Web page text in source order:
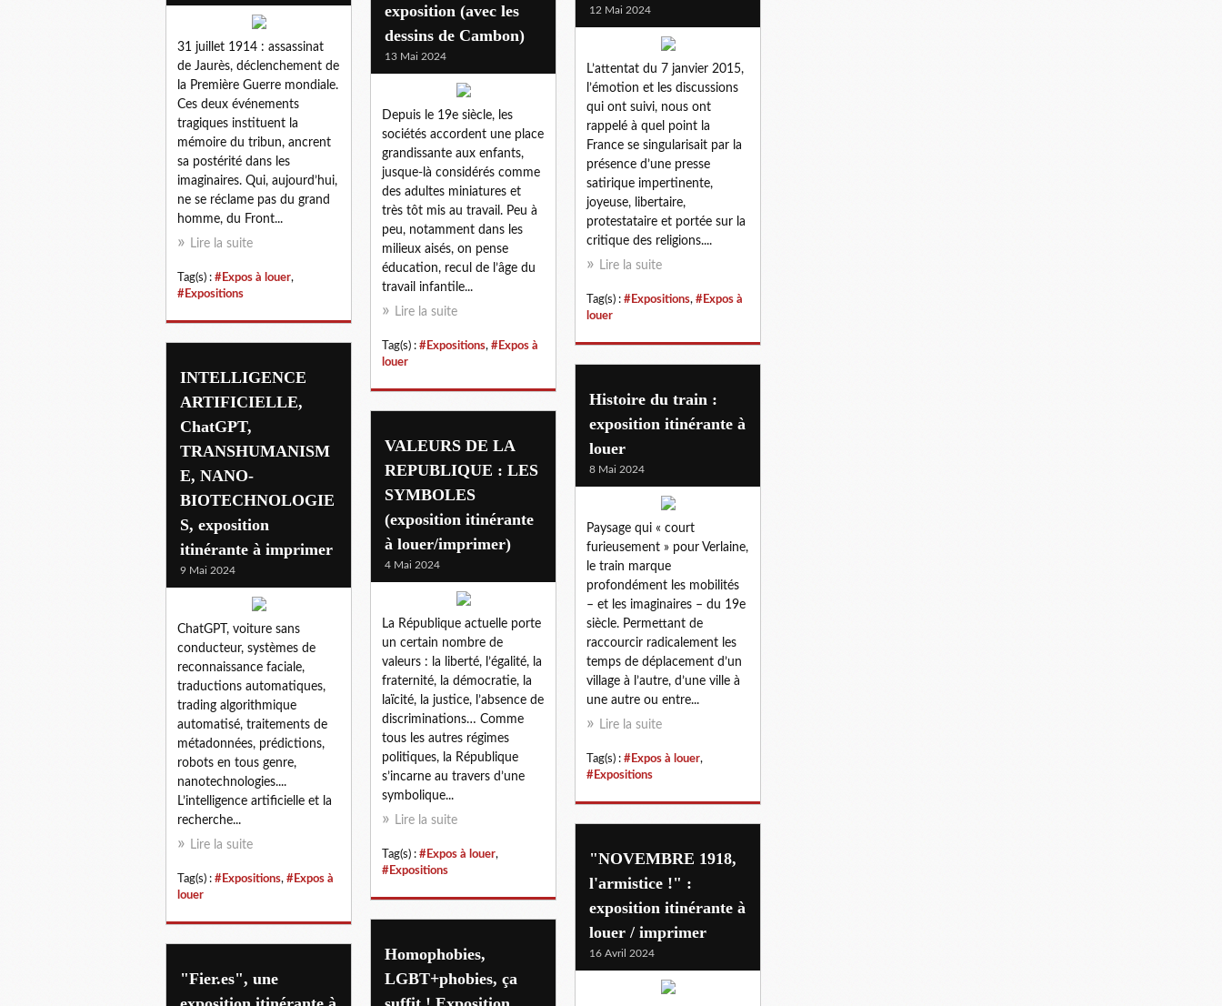
31 juillet 1914 : assassinat
de Jaurès, déclenchement de
la Première Guerre mondiale.
Ces deux événements
tragiques instituent la
mémoire du tribun, ancrent
sa postérité dans les
imaginaires. Qui, aujourd’hui,
ne se réclame pas du grand
homme, du Front...
Lire la suite
Tag(s) : #Expos à louer,
#Expositions
exposition (avec les
dessins de Cambon)
13 Mai 2024
Depuis le 19e siècle, les
sociétés accordent une place
grandissante aux enfants,
jusque-là considérés comme
des adultes miniatures et
très tôt mis au travail. Peu à
peu, notamment dans les
milieux aisés, on pense
éducation, recul de l’âge du
travail infantile...
Lire la suite
Tag(s) : #Expositions, #Expos à
louer
12 Mai 2024
L’attentat du 7 janvier 2015,
l’émotion et les discussions
qui ont suivi, nous ont
rappelé à quel point la
France se singularisait par la
présence d’une presse
satirique impertinente,
joyeuse, libertaire,
protestataire et portée sur la
critique des religions....
Lire la suite
Tag(s) : #Expositions, #Expos à
louer
INTELLIGENCE
ARTIFICIELLE,
ChatGPT,
TRANSHUMANISM
E, NANO-
BIOTECHNOLOGIE
S, exposition
itinérante à imprimer
9 Mai 2024
ChatGPT, voiture sans
conducteur, systèmes de
reconnaissance faciale,
traductions automatiques,
trading algorithmique
automatisé, traitements de
métadonnées, prédictions,
robots en tous genre,
nanotechnologies....
L’intelligence artificielle et la
recherche...
Lire la suite
Tag(s) : #Expositions, #Expos à
louer
Histoire du train :
exposition itinérante à
louer
8 Mai 2024
Paysage qui « court
furieusement » pour Verlaine,
le train marque
profondément les mobilités
– et les imaginaires – du 19e
siècle. Permettant de
raccourcir radicalement les
temps de déplacement d’un
village à l’autre, d’une ville à
une autre ou entre...
Lire la suite
Tag(s) : #Expos à louer,
#Expositions
VALEURS DE LA
REPUBLIQUE : LES
SYMBOLES
(exposition itinérante
à louer/imprimer)
4 Mai 2024
La République actuelle porte
un certain nombre de
valeurs : la liberté, l’égalité, la
fraternité, la démocratie, la
laïcité, la justice, l’absence de
discriminations… Comme
tous les autres régimes
politiques, la République
s’incarne au travers d’une
symbolique...
Lire la suite
Tag(s) : #Expos à louer,
#Expositions
"NOVEMBRE 1918,
l'armistice !" :
exposition itinérante à
louer / imprimer
16 Avril 2024
Homophobies,
LGBT+phobies, ça
"Fier.es", une